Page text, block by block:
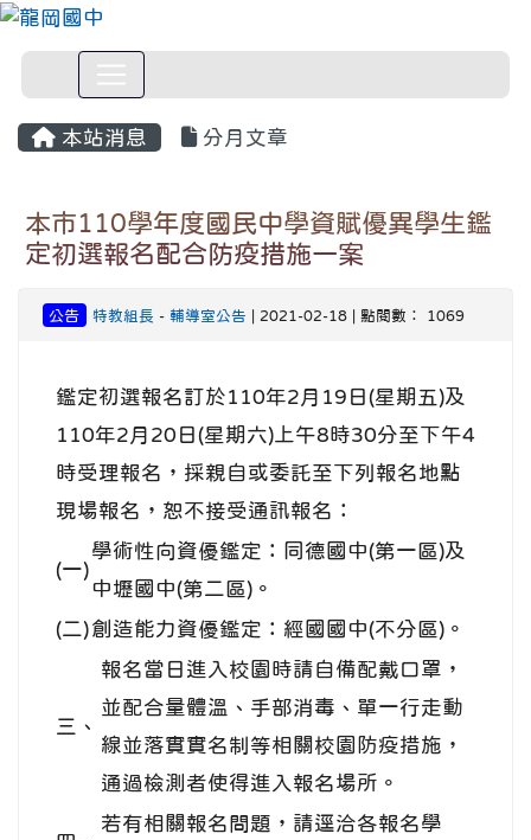
本站消息 分月文章
本市110學年度國民中學資賦優異學生鑑
定初選報名配合防疫措施一案
公告 特教組長 - 輔導室公告 | 2021-02-18 | 點閱數： 1069
鑑定初選報名訂於110年2月19日(星期五)及
110年2月20日(星期六)上午8時30分至下午4
時受理報名，採親自或委託至下列報名地點
現場報名，恕不接受通訊報名：
(一)
學術性向資優鑑定：同德國中(第一區)及
中壢國中(第二區)。
(二)創造能力資優鑑定：經國國中(不分區)。
三、
報名當日進入校園時請自備配戴口罩，
並配合量體溫、手部消毒、單一行走動
線並落實實名制等相關校園防疫措施，
通過檢測者使得進入報名場所。
若有相關報名問題，請逕洽各報名學